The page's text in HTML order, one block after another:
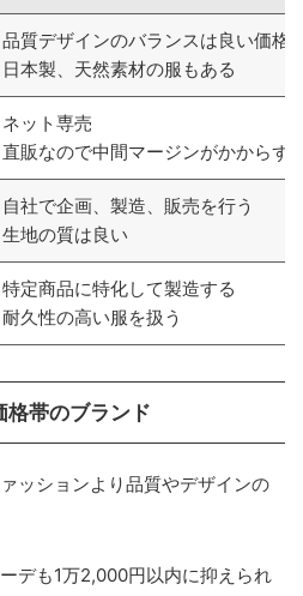
品質デザインのバランスは良い価格
日本製、天然素材の服もある
ネット専売
直販なので中間マージンがかからず
自社で企画、製造、販売を行う
生地の質は良い
特定商品に特化して製造する
耐久性の高い服を扱う
格帯のブランド
ッションより品質やデザインの
デも1万2,000円以内に抑えられ